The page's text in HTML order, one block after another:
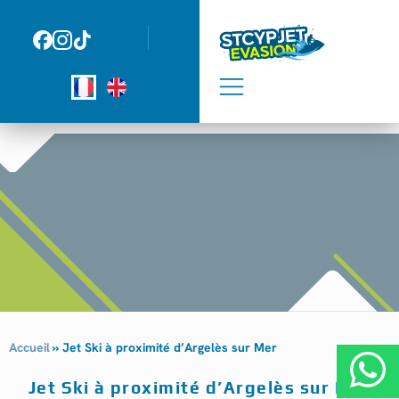
Accueil»Jet Ski à proximité d’Argelès sur Mer
Jet Ski à proximité d’Argelès sur Mer